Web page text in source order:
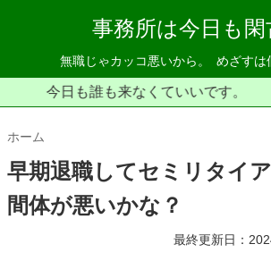
事務所は今日も閑
無職じゃカッコ悪いから。 めざすは
今日も誰も来なくていいです。
ホーム
早期退職してセミリタイ
間体が悪いかな？
最終更新日：